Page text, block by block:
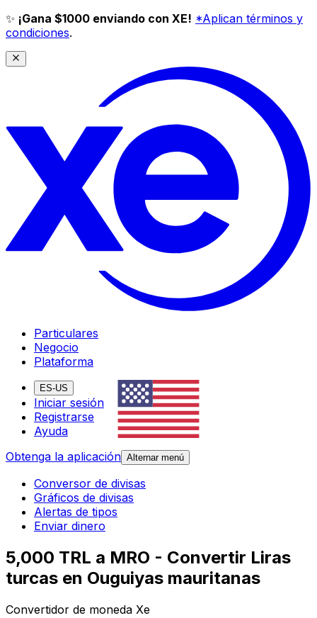
✨ ¡Gana $1000 enviando con XE! *Aplican términos y
condiciones.
Particulares
Negocio
Plataforma
ES-US
Iniciar sesión
Registrarse
Ayuda
Obtenga la aplicación Alternar menú
Conversor de divisas
Gráficos de divisas
Alertas de tipos
Enviar dinero
5,000 TRL a MRO - Convertir Liras
turcas en Ouguiyas mauritanas
Convertidor de moneda Xe